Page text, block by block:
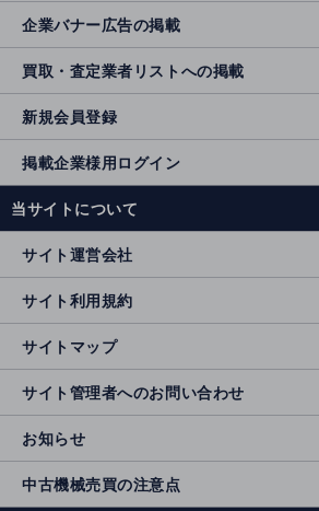
企業バナー広告の掲載
買取・査定業者リストへの掲載
新規会員登録
掲載企業様用ログイン
当サイトについて
サイト運営会社
サイト利用規約
サイトマップ
サイト管理者へのお問い合わせ
お知らせ
中古機械売買の注意点